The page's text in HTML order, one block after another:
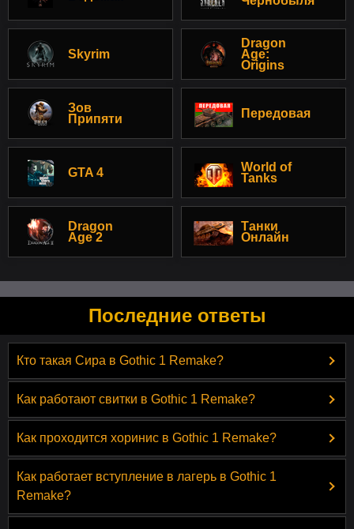
Skyrim
Dragon
Age:
Origins
Зов
Припяти
Передовая
GTA 4
World of
Tanks
Dragon
Age 2
Танки
Онлайн
Последние ответы
Кто такая Сира в Gothic 1 Remake?
Как работают свитки в Gothic 1 Remake?
Как проходится хоринис в Gothic 1 Remake?
Как работает вступление в лагерь в Gothic 1
Remake?